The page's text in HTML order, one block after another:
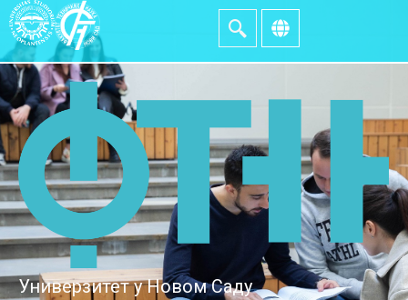
Универзитет у Новом Саду